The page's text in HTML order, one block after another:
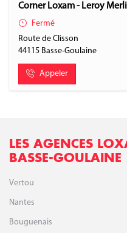
Corner Loxam - Leroy
Fermé
Route de Clisson
44115 Basse-Goulaine
Appeler
LES AGENCES
BASSE-GOULAINE
Vertou
Nantes
Bouguenais